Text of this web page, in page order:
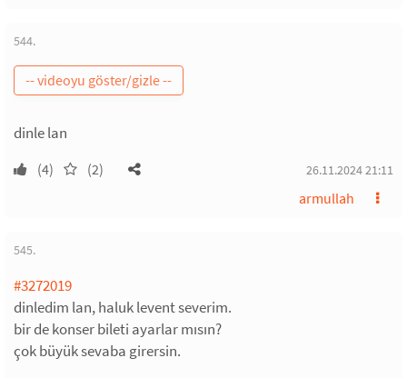
544.
dinle lan
(4) (2) 26.11.2024 21:11
armullah
545.
#3272019
dinledim lan, haluk levent severim.
bir de konser bileti ayarlar mısın?
çok büyük sevaba girersin.